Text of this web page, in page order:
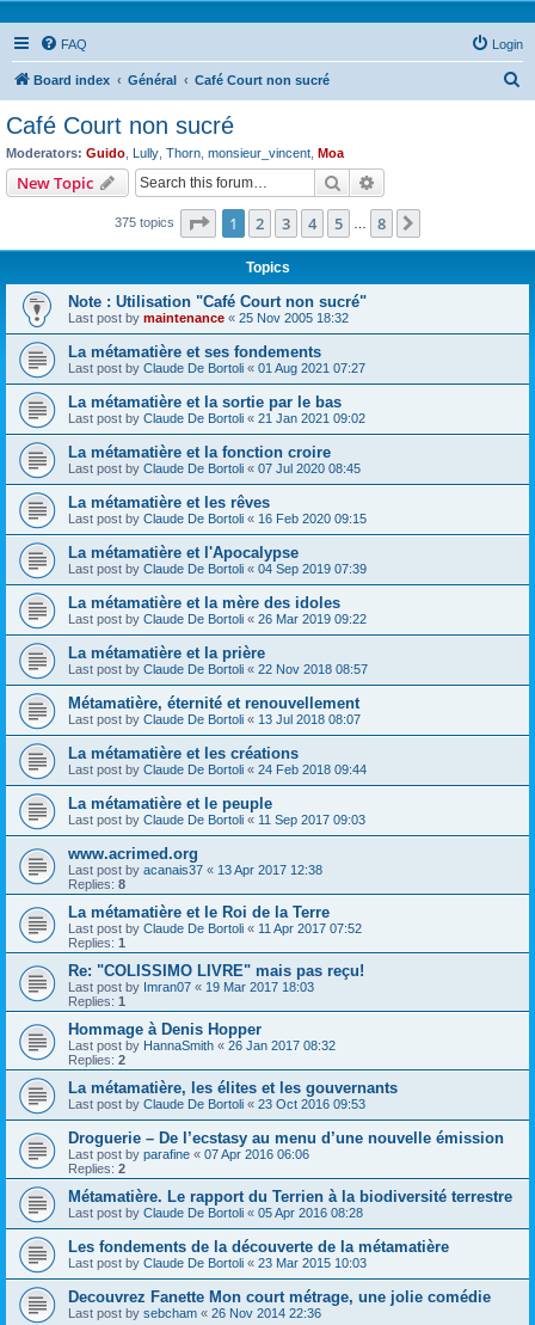
FAQ Login
Board index Général Café Court non sucré
Café Court non sucré
Moderators: Guido Lully Thorn monsieur_vincent Moa
New Topic Search
375 topics Page 1of 8
1 2 3 4 5 8
Topics
Note : Utilisation "Café Court non sucré"
Last post by maintenance « 25 Nov 2005 18:32
La métamatière et ses fondements
Last post by Claude De Bortoli « 01 Aug 2021 07:27
La métamatière et la sortie par le bas
Last post by Claude De Bortoli « 21 Jan 2021 09:02
La métamatière et la fonction croire
Last post by Claude De Bortoli « 07 Jul 2020 08:45
La métamatière et les rêves
Last post by Claude De Bortoli « 16 Feb 2020 09:15
La métamatière et l'Apocalypse
Last post by Claude De Bortoli « 04 Sep 2019 07:39
La métamatière et la mère des idoles
Last post by Claude De Bortoli « 26 Mar 2019 09:22
La métamatière et la prière
Last post by Claude De Bortoli « 22 Nov 2018 08:57
Métamatière, éternité et renouvellement
Last post by Claude De Bortoli « 13 Jul 2018 08:07
La métamatière et les créations
Last post by Claude De Bortoli « 24 Feb 2018 09:44
La métamatière et le peuple
Last post by Claude De Bortoli « 11 Sep 2017 09:03
www.acrimed.org
Last post by acanais37 « 13 Apr 2017 12:38
Replies: 8
La métamatière et le Roi de la Terre
Last post by Claude De Bortoli « 11 Apr 2017 07:52
Replies: 1
Re: "COLISSIMO LIVRE" mais pas reçu!
Last post by Imran07 « 19 Mar 2017 18:03
Replies: 1
Hommage à Denis Hopper
Last post by HannaSmith « 26 Jan 2017 08:32
Replies: 2
La métamatière, les élites et les gouvernants
Last post by Claude De Bortoli « 23 Oct 2016 09:53
Droguerie – De l’ecstasy au menu d’une nouvelle émission
Last post by parafine « 07 Apr 2016 06:06
Replies: 2
Métamatière. Le rapport du Terrien à la biodiversité terrestre
Last post by Claude De Bortoli « 05 Apr 2016 08:28
Les fondements de la découverte de la métamatière
Last post by Claude De Bortoli « 23 Mar 2015 10:03
Decouvrez Fanette Mon court métrage, une jolie comédie
Last post by sebcham « 26 Nov 2014 22:36